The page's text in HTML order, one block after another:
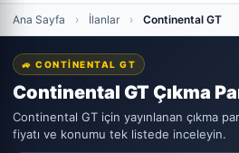
to
content
Ana Sayfa › İlanlar › Continental GT
🚙 CONTINENTAL GT
Continental GT Çıkma
Continental GT için yayınlanan çıkma
fiyatı ve konumu tek listede inceleyin.